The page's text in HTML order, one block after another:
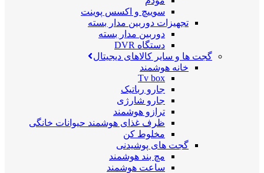
سوییچ و اکسس پوینت
تجهیزات دوربین مدار بسته
دوربین مدار بسته
دستگاه DVR
گجت ها و سایر کالاهای دیجیتال
خانه هوشمند
Tv box
جارو رباتیک
جارو شارژی
ترازو هوشمند
ظرف غذای هوشمند حیوانات خانگی
مخلوط کن
گجت های پوشیدنی
مچ بند هوشمند
ساعت هوشمند